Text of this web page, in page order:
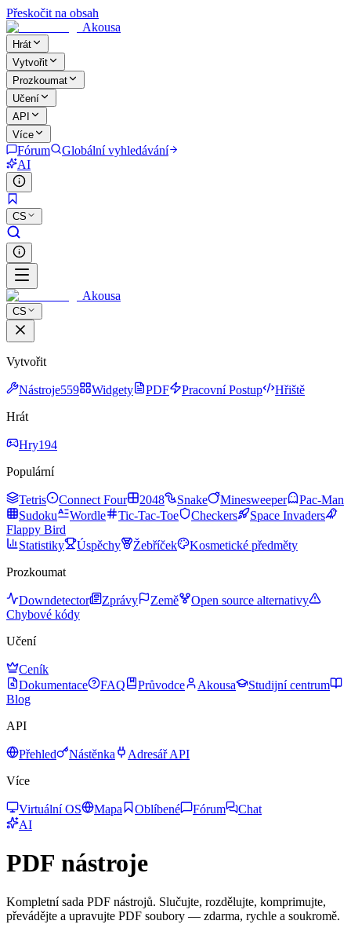
Přeskočit na obsah
Akousa
Hrát
Vytvořit
Prozkoumat
Učení
API
Více
Fórum
Globální vyhledávání
AI
CS
Akousa
CS
Vytvořit
Nástroje559 Widgety PDF Pracovní Postup
Hřiště
Hrát
Hry194
Populární
Tetris Connect Four 2048 Snake Minesweeper
Pac-Man
Sudoku
Wordle Tic-Tac-Toe Checkers
Space Invaders
Flappy Bird
Statistiky
Úspěchy Žebříček
Kosmetické předměty
Prozkoumat
Downdetector Zprávy Země
Open source alternativy
Chybové kódy
Učení
Ceník
Dokumentace
FAQ Průvodce Akousa
Studijní centrum
Blog
API
Přehled Nástěnka
Adresář API
Více
Virtuální OS Mapa Oblíbené Fórum
Chat
AI
PDF nástroje
Kompletní sada PDF nástrojů. Slučujte, rozdělujte, komprimujte,
převádějte a upravujte PDF soubory — zdarma, rychle a soukromě.